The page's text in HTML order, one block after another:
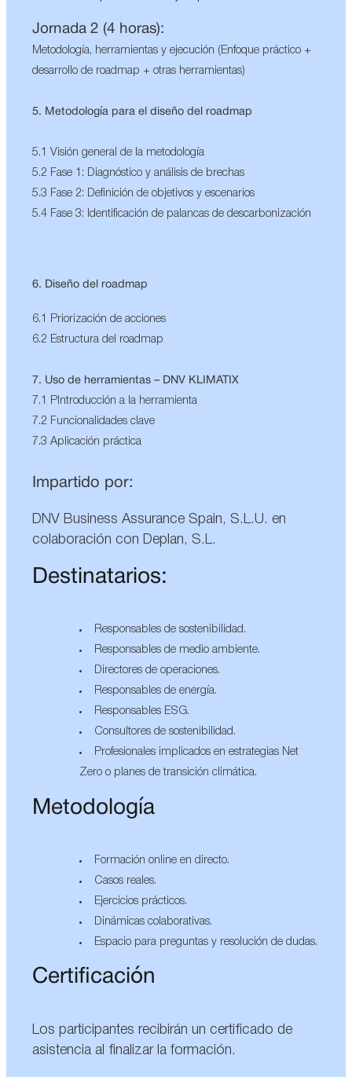
Jornada 2 (4 horas):
Metodología, herramientas y ejecución (Enfoque práctico +
desarrollo de roadmap + otras herramientas)
5. Metodología para el diseño del roadmap
5.1 Visión general de la metodología
5.2 Fase 1: Diagnóstico y análisis de brechas
5.3 Fase 2: Definición de objetivos y escenarios
5.4 Fase 3: Identificación de palancas de descarbonización
6. Diseño del roadmap
6.1 Priorización de acciones
6.2 Estructura del roadmap
7. Uso de herramientas – DNV KLIMATIX
7.1 PIntroducción a la herramienta
7.2 Funcionalidades clave
7.3 Aplicación práctica
Impartido por:
DNV Business Assurance Spain, S.L.U. en
colaboración con Deplan, S.L.
Destinatarios:
Responsables de sostenibilidad.
Responsables de medio ambiente.
Directores de operaciones.
Responsables de energía.
Responsables ESG.
Consultores de sostenibilidad.
Profesionales implicados en estrategias Net
Zero o planes de transición climática.
Metodología
Formación online en directo.
Casos reales.
Ejercicios prácticos.
Dinámicas colaborativas.
Espacio para preguntas y resolución de dudas.
Certificación
Los participantes recibirán un certificado de
asistencia al finalizar la formación.